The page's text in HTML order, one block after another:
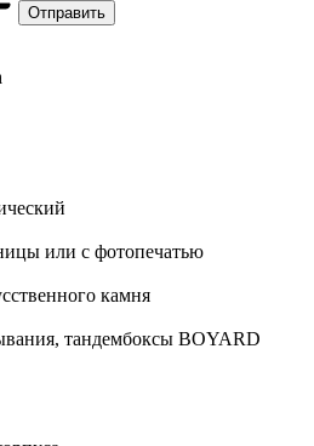
или с фотопечатью
камня
тандембоксы BOYARD